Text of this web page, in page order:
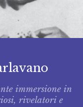
immersione in
rivelatori e